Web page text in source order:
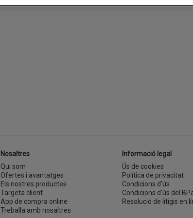
Nosaltres
Qui som
Ofertes i avantatges
Els nostres productes
Targeta client
App de compra online
Treballa amb nosaltres
Informació legal
Ús de cookies
Política de privacitat
Condicions d'ús
Condicions d'ús del
Resolució de litigis en